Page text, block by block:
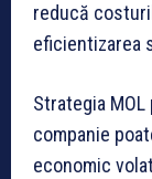
reducă
eficientizarea
Strategia
companie
economic